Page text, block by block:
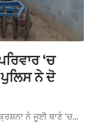
‘ਚ
ਨੇ ਦੋ
ਨੇ ਜੂਈ ਥਾਣੇ 'ਚ…